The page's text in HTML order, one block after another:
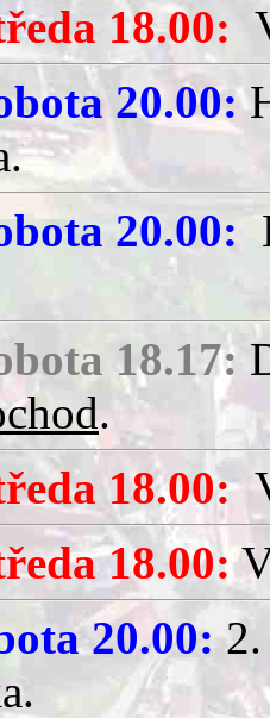
18.00:
20.00:
20.00:
18.17:
.
18.00:
18.00:
20.00:2.